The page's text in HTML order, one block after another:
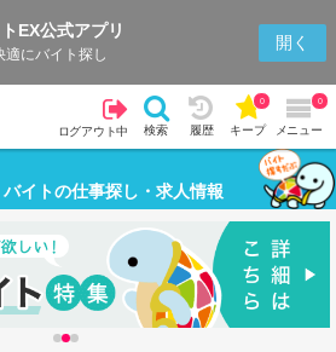
EX公式アプリ
適にバイト探し
開く
ログアウト中 検索 履歴 キープ
0
メニュー
0
イトの仕事探し・求人情報